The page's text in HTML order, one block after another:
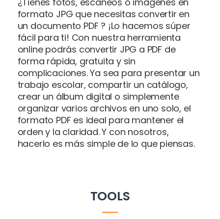
formato JPG que necesitas convertir en
un documento PDF ? ¡Lo hacemos súper
fácil para ti! Con nuestra herramienta
online podrás convertir JPG a PDF de
forma rápida, gratuita y sin
complicaciones. Ya sea para presentar un
trabajo escolar, compartir un catálogo,
crear un álbum digital o simplemente
organizar varios archivos en uno solo, el
formato PDF es ideal para mantener el
orden y la claridad. Y con nosotros,
hacerlo es más simple de lo que piensas.
TOOLS